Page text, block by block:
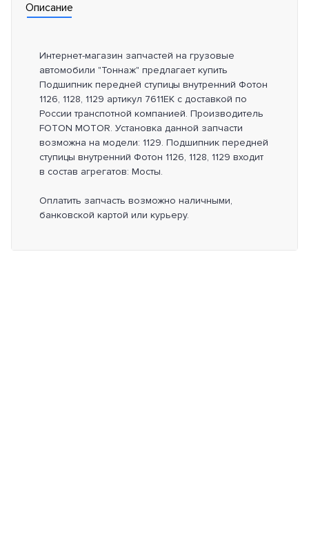
Описание
Интернет-магазин запчастей на грузовые
автомобили "Тоннаж" предлагает купить
Подшипник передней ступицы внутренний Фотон
1126, 1128, 1129 артикул 7611EK с доставкой по
России транспотной компанией. Производитель
FOTON MOTOR. Установка данной запчасти
возможна на модели: 1129. Подшипник передней
ступицы внутренний Фотон 1126, 1128, 1129 входит
в состав агрегатов: Мосты.
Оплатить запчасть возможно наличными,
банковской картой или курьеру.